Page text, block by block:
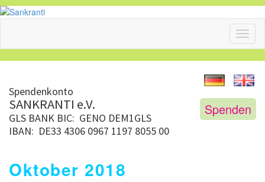
Spendenkonto
SANKRANTI e.V. Spenden
GLS BANK BIC: GENO DEM1GLS
IBAN: DE33 4306 0967 1197 8055 00
Oktober 2018